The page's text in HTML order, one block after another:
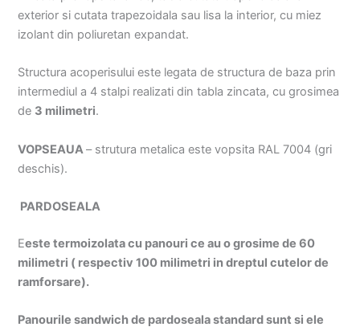
exterior si cutata trapezoidala sau lisa la interior, cu miez
izolant din poliuretan expandat.
Structura acoperisului este legata de structura de baza prin
intermediul a 4 stalpi realizati din tabla zincata, cu grosimea
de 3 milimetri.
VOPSEAUA– strutura metalica este vopsita RAL 7004 (gri
deschis).
PARDOSEALA
Eeste termoizolata cu panouri ce au o grosime de 60
milimetri ( respectiv 100 milimetri in dreptul cutelor de
ramforsare).
Panourile sandwich de pardoseala standard sunt si ele